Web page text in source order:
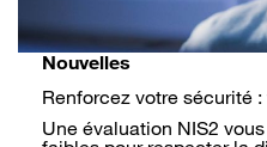
Nouvelles
Renforcez votre sécurité
Une évaluation NIS2